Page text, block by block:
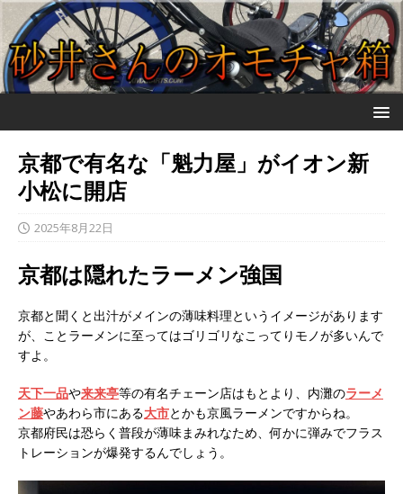
京都で有名な「魁力屋」がイオン新
小松に開店
2025年8月22日
京都は隠れたラーメン強国
京都と聞くと出汁がメインの薄味料理というイメージがあります
が、ことラーメンに至ってはゴリゴリなこってりモノが多いんで
すよ。
天下一品や来来亭等の有名チェーン店はもとより、内灘のラーメ
ン藤やあわら市にある大市とかも京風ラーメンですからね。
京都府民は恐らく普段が薄味まみれなため、何かに弾みでフラス
トレーションが爆発するんでしょう。